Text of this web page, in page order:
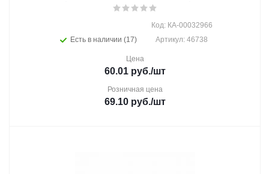
Есть в наличии (17)
Код: КА-00032966
Артикул: 46738
Цена
60.01 руб./шт
Розничная цена
69.10 руб./шт